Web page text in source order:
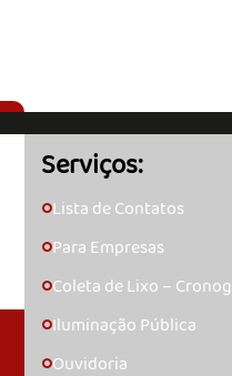
Serviços:
🞇Lista de Contatos
🞇Para Empresas
🞇Coleta de Lixo –
🞇Iluminação Pública
🞇Ouvidoria